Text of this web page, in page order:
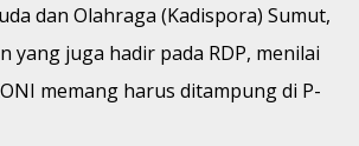
dan Olahraga (Kadispora) Sumut,
yang juga hadir pada RDP, menilai
memang harus ditampung di P-